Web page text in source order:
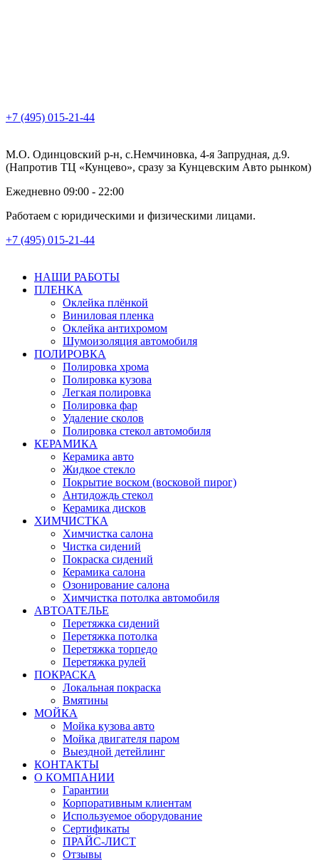
+7 (495) 015-21-44
М.О. Одинцовский р-н, с.Немчиновка, 4-я Запрудная, д.9.
(Напротив ТЦ «Кунцево», сразу за Кунцевским Авто рынком)
Ежедневно 09:00 - 22:00
Работаем с юридическими и физическими лицами.
+7 (495) 015-21-44
НАШИ РАБОТЫ
ПЛЕНКА
Оклейка плёнкой
Виниловая пленка
Оклейка антихромом
Шумоизоляция автомобиля
ПОЛИРОВКА
Полировка хрома
Полировка кузова
Легкая полировка
Полировка фар
Удаление сколов
Полировка стекол автомобиля
КЕРАМИКА
Керамика авто
Жидкое стекло
Покрытие воском (восковой пирог)
Антидождь стекол
Керамика дисков
ХИМЧИСТКА
Химчистка салона
Чистка сидений
Покраска сидений
Керамика салона
Озонирование салона
Химчистка потолка автомобиля
АВТОАТЕЛЬЕ
Перетяжка сидений
Перетяжка потолка
Перетяжка торпедо
Перетяжка рулей
ПОКРАСКА
Локальная покраска
Вмятины
МОЙКА
Мойка кузова авто
Мойка двигателя паром
Выездной детейлинг
КОНТАКТЫ
О КОМПАНИИ
Гарантии
Корпоративным клиентам
Используемое оборудование
Сертификаты
ПРАЙС-ЛИСТ
Отзывы